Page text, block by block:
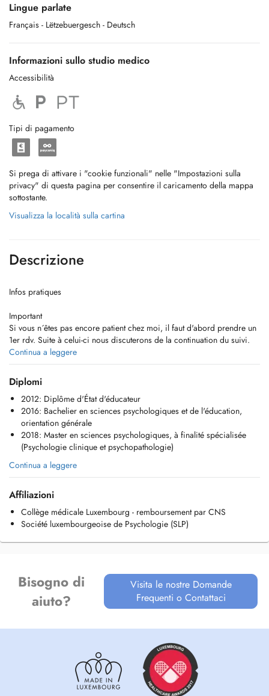
Lingue parlate
Français - Lëtzebuergesch - Deutsch
Informazioni sullo studio medico
Accessibilità
Tipi di pagamento
Si prega di attivare i "cookie funzionali" nelle "Impostazioni sulla
privacy" di questa pagina per consentire il caricamento della mappa
sottostante.
Visualizza la località sulla cartina
Descrizione
Infos pratiques
Important
Si vous n´êtes pas encore patient chez moi, il faut d'abord prendre un
1er rdv. Suite à celui-ci nous discuterons de la continuation du suivi.
Actuellement, je n'ai aucune disponibilité pour de nouveaux patients.
Si vous avez des questions, veuillez bien vouloir me contacter par mail
: cabinet.duquenne@outlook.com
Lëtzebuergesch
Als systemësch Psychotherapeutin begleeden ech Iech duerch déi
verschidden Etappen an Herausfuerderungen (Burnout, Depression,
Ängschten, Traumata etc) an Äerem Liewen.
Meng Method berücksichtëgt d'Zusammenhäng vun Äere Relatioune
mat aneren, déi e wichtëge Beitrag zu Ärem Wuelbefanne leeschten.
perséinlëcht Wuesstem ze fërderen.
- Jugendlëcher
- Kopplen
Continua a leggere
Diplomi
2012: Diplôme d'État d'éducateur
2016: Bachelier en sciences psychologiques et de l'éducation,
orientation générale
2018: Master en sciences psychologiques, à finalité spécialisée
(Psychologie clinique et psychopathologie)
Continua a leggere
Affiliazioni
Collège médicale Luxembourg - remboursement par CNS
Société luxembourgeoise de Psychologie (SLP)
Bisogno di
aiuto?
Visita le nostre Domande
Frequenti o Contattaci